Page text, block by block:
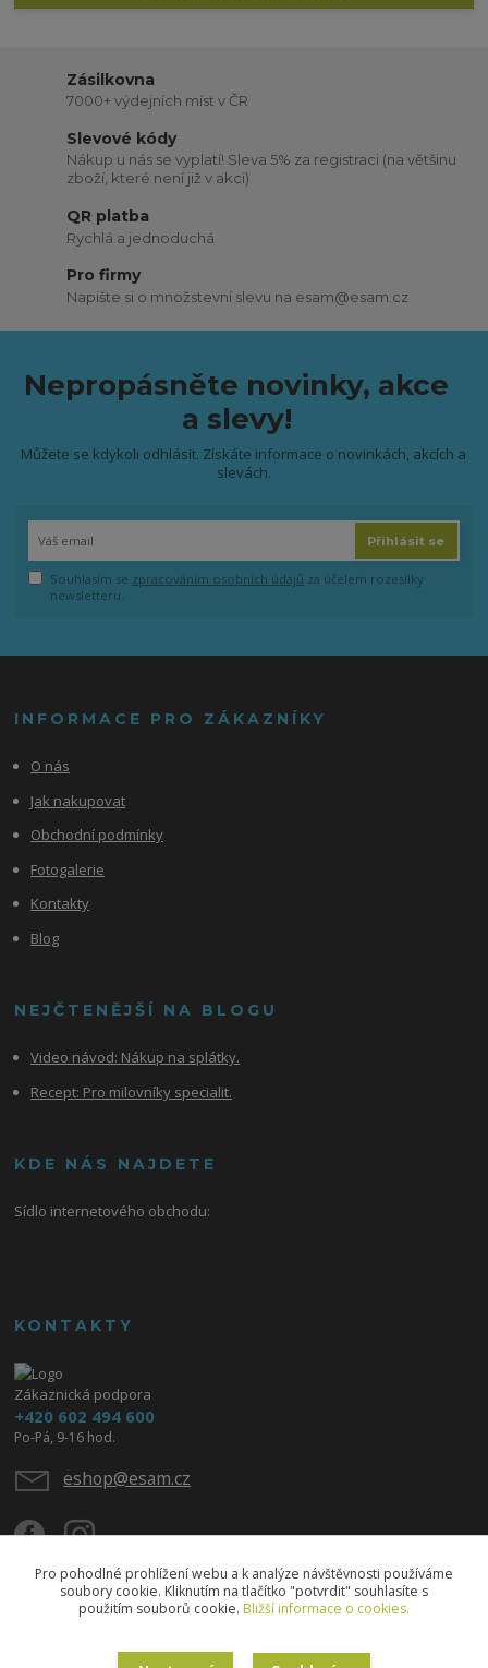
Zásilkovna
7000+ výdejních míst v ČR
Slevové kódy
Nákup u nás se vyplatí! Sleva 5% za registraci (na většinu
zboží, které není již v akci)
QR platba
Rychlá a jednoduchá
Pro firmy
Napište si o množstevní slevu na esam@esam.cz
Nepropásněte novinky, akce
a slevy!
Můžete se kdykoli odhlásit. Získáte informace o novinkách, akcích a
slevách.
Přihlásit se
Souhlasím se zpracováním osobních údajů za účelem rozesílky
newsletteru.
INFORMACE PRO ZÁKAZNÍKY
O nás
Jak nakupovat
Obchodní podmínky
Fotogalerie
Kontakty
Blog
NEJČTENĚJŠÍ NA BLOGU
Video návod: Nákup na splátky.
Recept: Pro milovníky specialit.
KDE NÁS NAJDETE
Sídlo internetového obchodu:
KONTAKTY
Zákaznická podpora
+420 602 494 600
Po-Pá, 9-16 hod.
eshop@esam.cz
Pro pohodlné prohlížení webu a k analýze návštěvnosti používáme
soubory cookie. Kliknutím na tlačítko "potvrdit" souhlasíte s
použitím souborů cookie. Bližší informace o cookies.